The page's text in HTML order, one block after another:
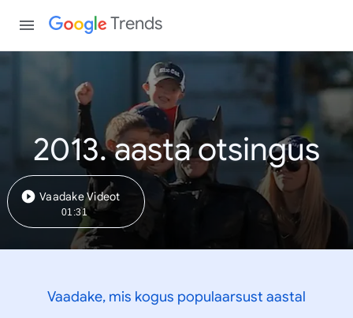
Trends
2013. aasta otsingus
Vaadake Videot
01:31
Vaadake, mis kogus populaarsust aastal